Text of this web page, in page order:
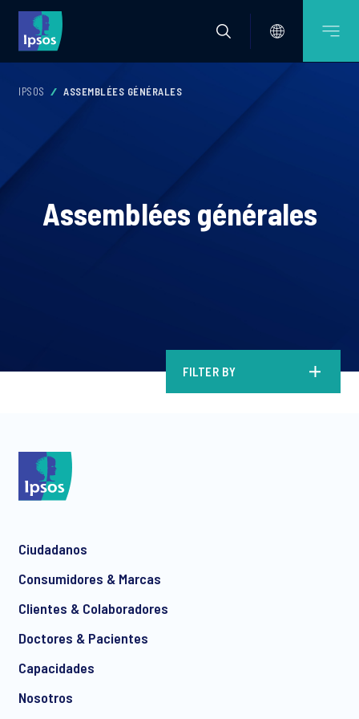
IPSOS ASSEMBLÉES GÉNÉRALES
Assemblées générales
FILTER BY
Ciudadanos
Consumidores & Marcas
Clientes & Colaboradores
Doctores & Pacientes
Capacidades
Nosotros